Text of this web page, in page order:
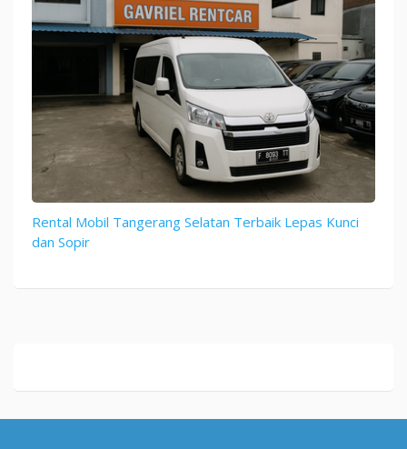
Rental Mobil Tangerang Selatan Terbaik Lepas Kunci
dan Sopir